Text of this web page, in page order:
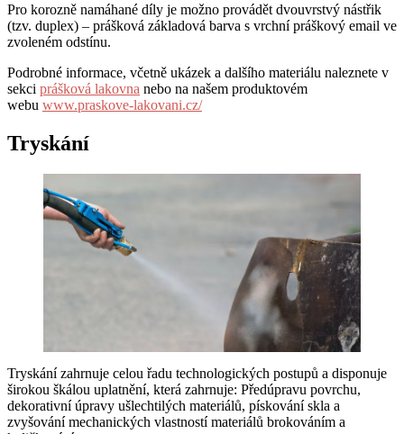
Pro korozně namáhané díly je možno provádět dvouvrstvý nástřik
(tzv. duplex) – prášková základová barva s vrchní práškový email ve
zvoleném odstínu.
Podrobné informace, včetně ukázek a dalšího materiálu naleznete v
sekci prášková lakovna nebo na našem produktovém
webu www.praskove-lakovani.cz/
Tryskání
Tryskání zahrnuje celou řadu technologických postupů a disponuje
širokou škálou uplatnění, která zahrnuje: Předúpravu povrchu,
dekorativní úpravy ušlechtilých materiálů, pískování skla a
zvyšování mechanických vlastností materiálů brokováním a